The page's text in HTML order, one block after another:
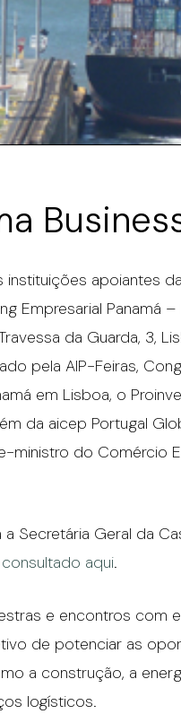
apoiantes
Empresarial Panamá
da Guarda, 3,
pela AIP-Feiras,
em Lisboa, o
da aicep Portugal
ministro do Comércio
Secretária Geral da
aqui.
e encontros com
de potenciar as
a construção, a
logísticos.